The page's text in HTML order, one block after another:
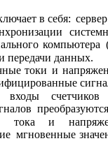
в себя:
компьютера
передачи данных.
токи и
входы
счетчиков
преобразуются
тока и
мгновенные